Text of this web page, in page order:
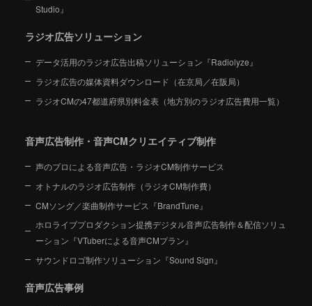
Studio』
ラジオ広告ソリューション
データ活用のラジオ広告出稿ソリューション『Radiolyze』
ラジオ広告の媒体資料ダウンロード（在京局／在阪局）
ラジオCMの47都道府県別料金表（地方別のラジオ広告費用一覧）
音声広告制作・音声CMクリエイティブ制作
声のプロによる音声広告・ラジオCM制作サービス
オトナルのラジオ広告制作（ラジオCM制作費）
CMソング／楽曲制作サービス『BrandTune』
ホロライブプロダクション提携デジタル音声広告制作＆配信ソリュ
ーション 『VTuberによる音声CMプラン』
サウンドロゴ制作ソリューション『Sound Sign』
音声広告事例